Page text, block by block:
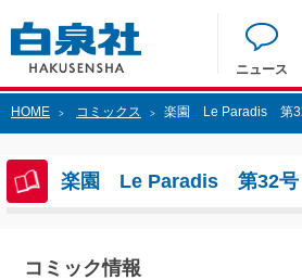
ニュース
HOME > コミックス > 楽園 Le Paradis 第
楽園 Le Paradis 第32号
コミック情報